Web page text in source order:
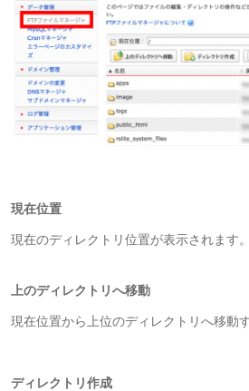
現在位置
現在のディレクトリ位置が表示されます。
上のディレクトリへ移動
現在位置から上位のディレクトリへ移動
ディレクトリ作成